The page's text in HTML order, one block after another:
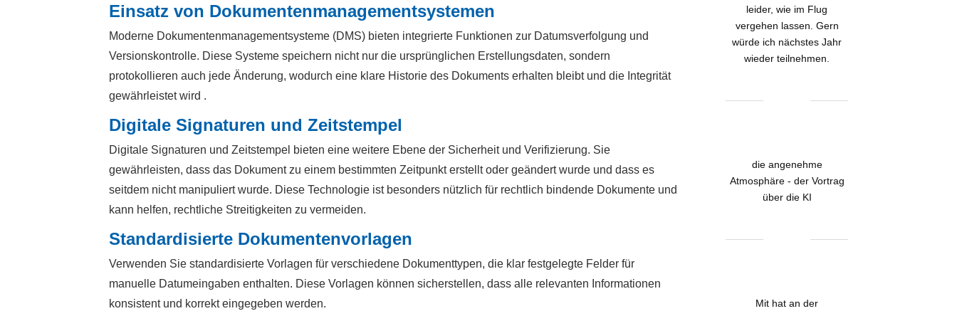
Einsatz von Dokumentenmanagementsystemen
Moderne Dokumentenmanagementsysteme (DMS) bieten integrierte Funktionen zur Datumsverfolgung und
Versionskontrolle. Diese Systeme speichern nicht nur die ursprünglichen Erstellungsdaten, sondern
protokollieren auch jede Änderung, wodurch eine klare Historie des Dokuments erhalten bleibt und die Integrität
gewährleistet wird .
Digitale Signaturen und Zeitstempel
Digitale Signaturen und Zeitstempel bieten eine weitere Ebene der Sicherheit und Verifizierung. Sie
gewährleisten, dass das Dokument zu einem bestimmten Zeitpunkt erstellt oder geändert wurde und dass es
seitdem nicht manipuliert wurde. Diese Technologie ist besonders nützlich für rechtlich bindende Dokumente und
kann helfen, rechtliche Streitigkeiten zu vermeiden.
Standardisierte Dokumentenvorlagen
Verwenden Sie standardisierte Vorlagen für verschiedene Dokumenttypen, die klar festgelegte Felder für
manuelle Datumeingaben enthalten. Diese Vorlagen können sicherstellen, dass alle relevanten Informationen
konsistent und korrekt eingegeben werden.
leider, wie im Flug
vergehen lassen. Gern
würde ich nächstes Jahr
wieder teilnehmen.
die angenehme
Atmosphäre - der Vortrag
über die KI
Mit hat an der